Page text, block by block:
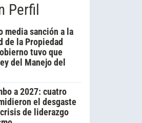
Perfil
media sanción a la
de la Propiedad
tuvo que
del Manejo del
a 2027: cuatro
el desgaste
de liderazgo